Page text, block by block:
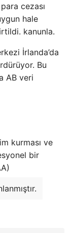
cezası
hale
kanunla.
İrlanda’da
Bu
AB veri
kurması ve
bir